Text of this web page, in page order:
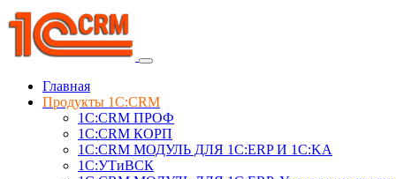
Главная
Продукты 1C:CRM
1С:CRM ПРОФ
1С:CRM КОРП
1С:CRM МОДУЛЬ ДЛЯ 1C:ERP И 1C:KA
1C:УТиВСК